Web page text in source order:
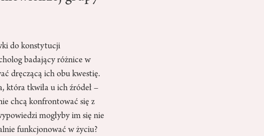
do konstytucji
badający różnice w
dręczącą ich obu kwestię.
która tkwiła u ich źródeł –
chcą konfrontować się z
mogłyby im się nie
funkcjonować w życiu?